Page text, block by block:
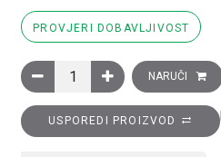
PROVJERI DOBAVLJIVOST
Glava dvostrukogNARUČI
USPOREDI PROIZVOD